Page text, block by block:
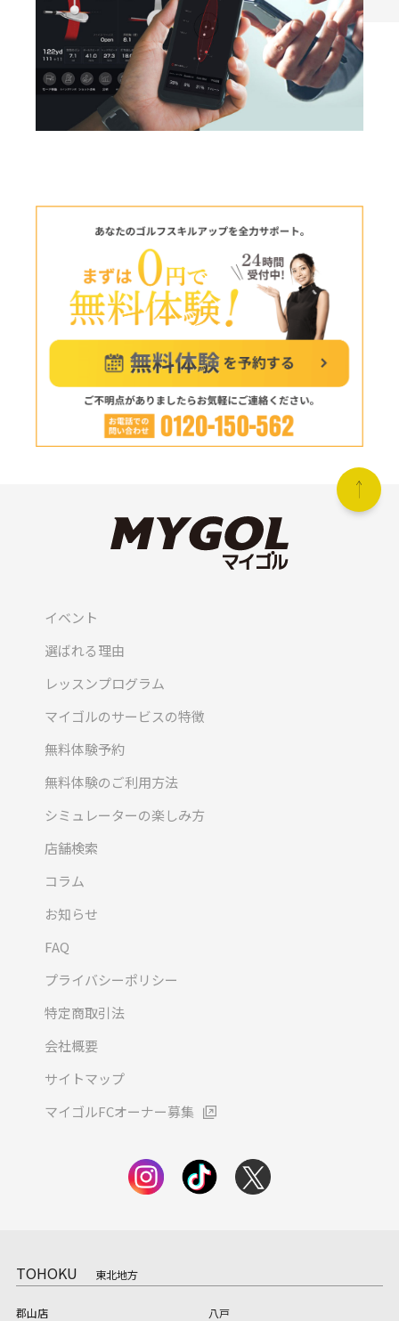
イベント
選ばれる理由
レッスンプログラム
マイゴルのサービスの特徴
無料体験予約
無料体験のご利用方法
シミュレーターの楽しみ方
店舗検索
コラム
お知らせ
FAQ
プライバシーポリシー
特定商取引法
会社概要
サイトマップ
マイゴルFCオーナー募集
TOHOKU 東北地方
郡山店 八戸